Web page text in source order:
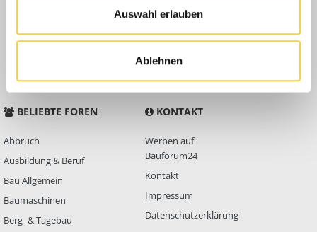
Auswahl erlauben
Ablehnen
Anleitungen
FAQ
Community Regeln
BELIEBTE FOREN
Abbruch
Ausbildung & Beruf
Bau Allgemein
Baumaschinen
Berg- & Tagebau
KONTAKT
Werben auf
Bauforum24
Kontakt
Impressum
Datenschutzerklärung